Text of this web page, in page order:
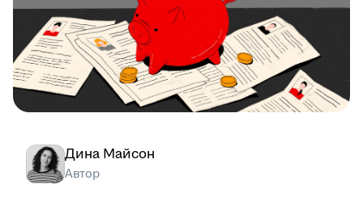
Дина Майсон
Автор